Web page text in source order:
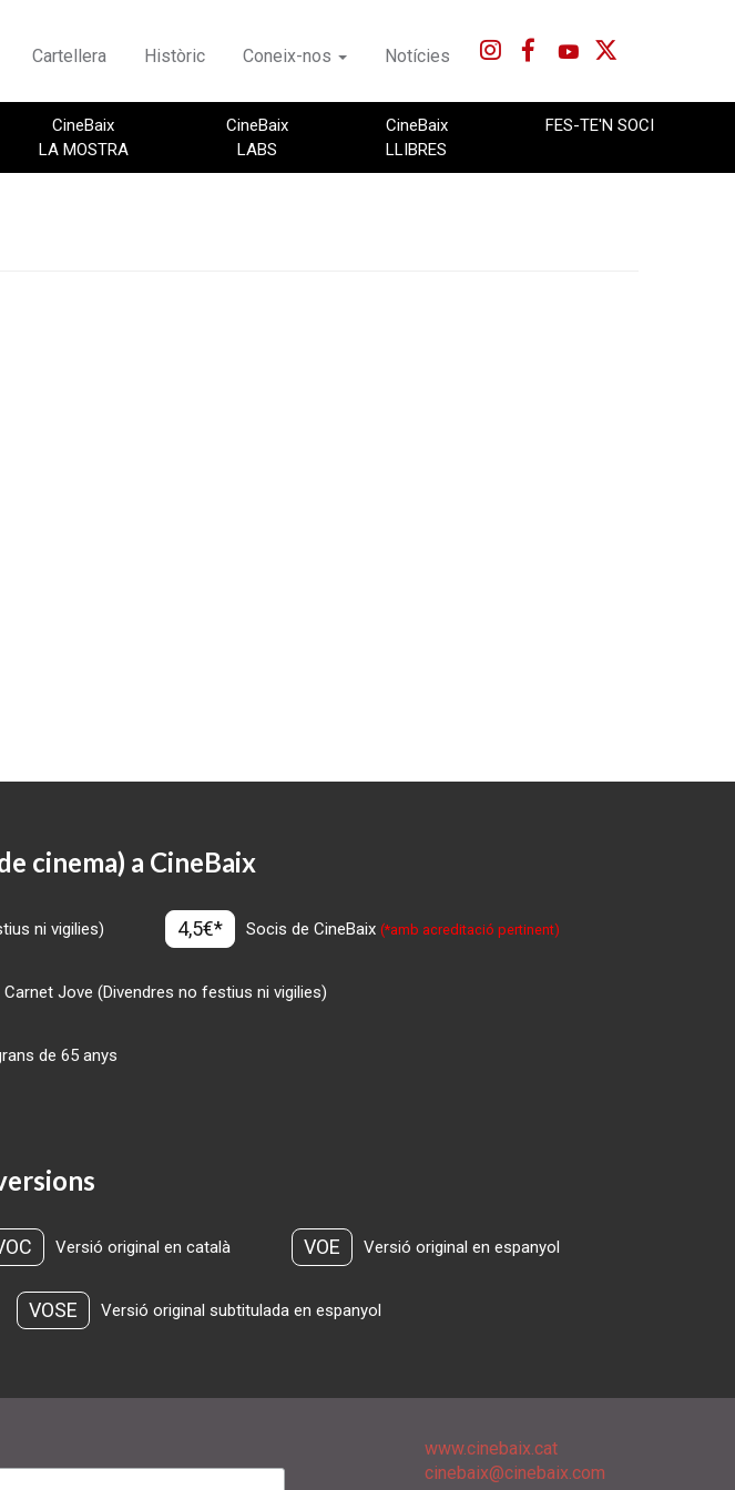
Cartellera Històric Coneix-nos Notícies
CineBaix
LA MOSTRA
CineBaix
LABS
CineBaix
LLIBRES
FES-TE'N SOCI
cinema) a CineBaix
ni vigilies) 4,5€* Socis de CineBaix(*amb acreditació pertinent)
Carnet Jove (Divendres no festius ni vigilies)
de 65 anys
Versió original en català VOE Versió original en espanyol
VOSE Versió original subtitulada en espanyol
www.cinebaix.cat
cinebaix@cinebaix.com